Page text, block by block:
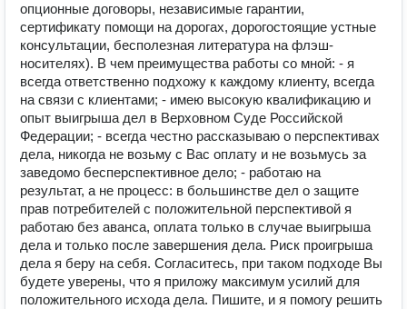
опционные договоры, независимые гарантии,
сертификату помощи на дорогах, дорогостоящие устные
консультации, бесполезная литература на флэш-
носителях). В чем преимущества работы со мной: - я
всегда ответственно подхожу к каждому клиенту, всегда
на связи с клиентами; - имею высокую квалификацию и
опыт выигрыша дел в Верховном Суде Российской
Федерации; - всегда честно рассказываю о перспективах
дела, никогда не возьму с Вас оплату и не возьмусь за
заведомо бесперспективное дело; - работаю на
результат, а не процесс: в большинстве дел о защите
прав потребителей с положительной перспективой я
работаю без аванса, оплата только в случае выигрыша
дела и только после завершения дела. Риск проигрыша
дела я беру на себя. Согласитесь, при таком подходе Вы
будете уверены, что я приложу максимум усилий для
положительного исхода дела. Пишите, и я помогу решить